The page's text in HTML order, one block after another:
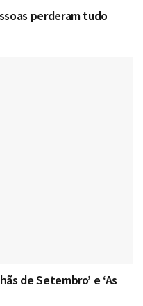
perderam tudo
de Setembro’ e ‘As